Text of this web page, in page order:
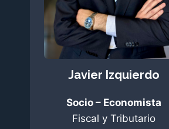
Javier Izquierdo
Socio – Economista
Fiscal y Tributario​